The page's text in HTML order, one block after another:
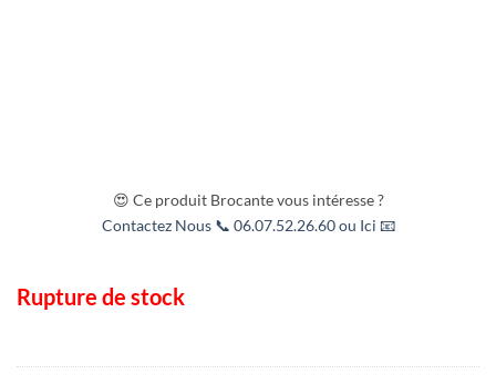
😍 Ce produit Brocante vous intéresse ?
Contactez Nous 📞 06.07.52.26.60 ou Ici 📧
Rupture de stock